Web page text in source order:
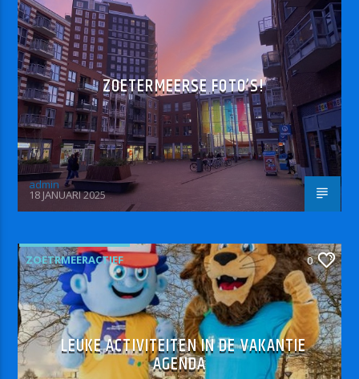
ZOETERMEERSE FOTO’S!
admin
18 JANUARI 2025
ZOETRMEERACTIEF 0
LEUKE ACTIVITEITEN IN DE VAKANTIE
AGENDA